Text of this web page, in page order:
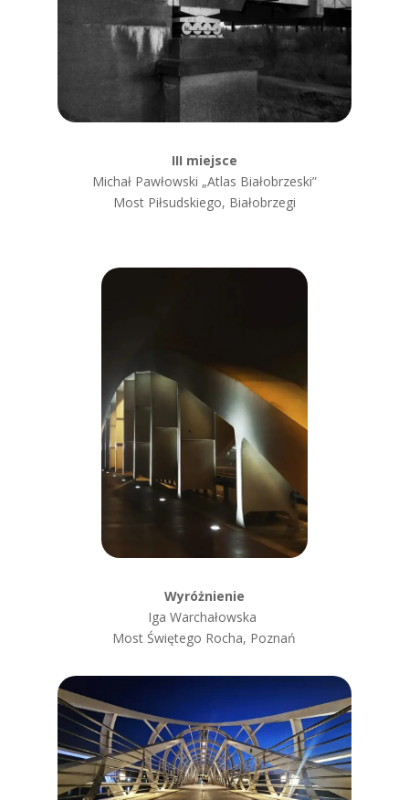
III miejsce
Michał Pawłowski „Atlas Białobrzeski”
Most Piłsudskiego, Białobrzegi
Wyróżnienie
Iga Warchałowska
Most Świętego Rocha, Poznań